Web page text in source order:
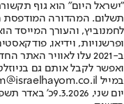
"ישראל היום" הוא גוף
ופרשנויות, וידיאו,
ב-2021 עלו לאוויר
ואפשר לקבל אותם גם
במייל hayom@israelhayom.co.il.
יום שני, 9.3.2026
כ' באדר